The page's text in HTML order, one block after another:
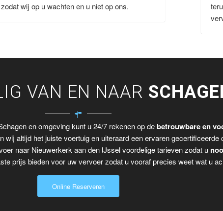
zodat wij op u wachten en u niet op ons.
VAN EN NAAR
en omgeving kunt u 24/7 rekenen op debetrouwbare en
wij altijd het juiste voertuig en uiteraard een ervaren gecertificeerde
naar Nieuwerkerk aan den IJssel voordelige tarieven zodat u
prijs bieden voor uw vervoer zodat u vooraf precies weet wat u
Online Reserveren